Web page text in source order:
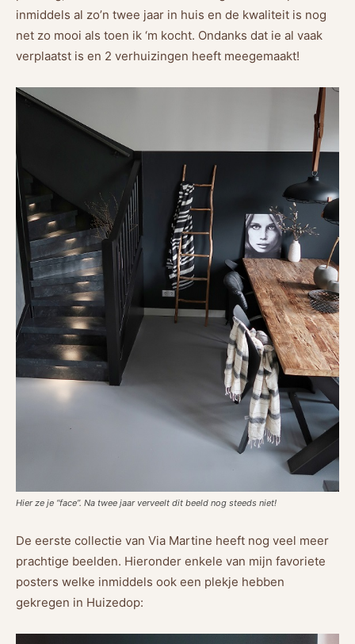
inmiddels al zo’n twee jaar in huis en de kwaliteit is nog
net zo mooi als toen ik ‘m kocht. Ondanks dat ie al vaak
verplaatst is en 2 verhuizingen heeft meegemaakt!
Hier ze je “face”. Na twee jaar verveelt dit beeld nog steeds niet!
De eerste collectie van Via Martine heeft nog veel meer
prachtige beelden. Hieronder enkele van mijn favoriete
posters welke inmiddels ook een plekje hebben
gekregen in Huizedop: